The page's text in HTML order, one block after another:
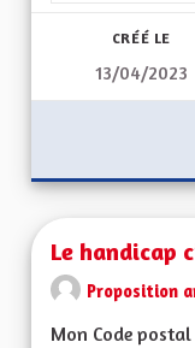
CRÉÉ LE
13/04/2023
Le handicap
Proposition
Mon Code